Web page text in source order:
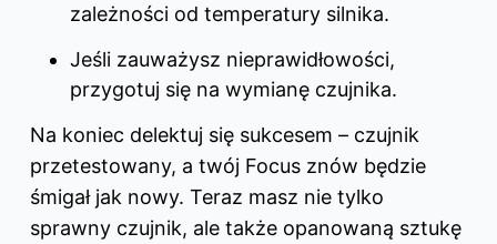
zależności od temperatury silnika.
Jeśli zauważysz nieprawidłowości,
przygotuj się na wymianę czujnika.
Na koniec delektuj się sukcesem – czujnik
przetestowany, a twój Focus znów będzie
śmigał jak nowy. Teraz masz nie tylko
sprawny czujnik, ale także opanowaną sztukę